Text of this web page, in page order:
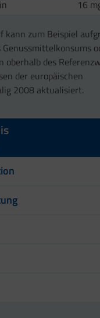
16
kann zum Beispiel
oberhalb des
der europäischen
2008 aktualisiert.